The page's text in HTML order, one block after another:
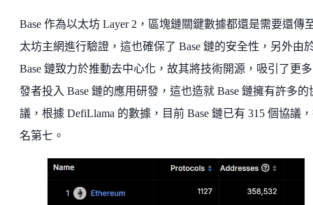
Base 作為以太坊 Layer 2，區塊鏈關鍵數據都還是需要還傳
太坊主網進行驗證，這也確保了 Base 鏈的安全性，另外由
Base 鏈致力於推動去中心化，故其將技術開源，吸引了更
發者投入 Base 鏈的應用研發，這也造就 Base 鏈擁有許多的
議，根據 DefiLlama 的數據，目前 Base 鏈已有 315 個協議
名第七。